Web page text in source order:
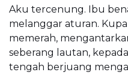
Aku tercenung. Ibu
melanggar aturan.
memerah,
seberang lautan,
tengah berjuang